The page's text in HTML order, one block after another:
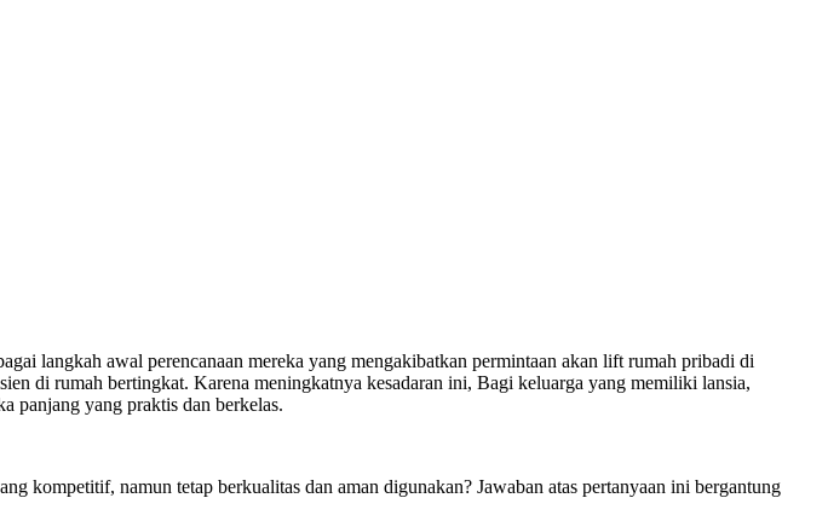
langkah awal perencanaan mereka yang mengakibatkan permintaan akan lift rumah pribadi di
di rumah bertingkat. Karena meningkatnya kesadaran ini, Bagi keluarga yang memiliki lansia,
panjang yang praktis dan berkelas.
kompetitif, namun tetap berkualitas dan aman digunakan? Jawaban atas pertanyaan ini bergantung